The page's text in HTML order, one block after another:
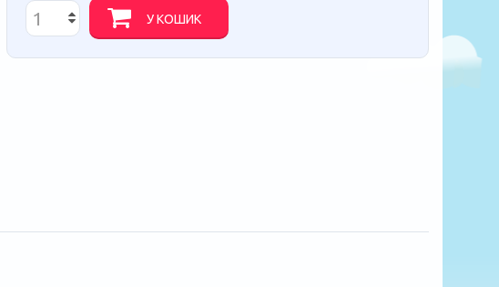
У КОШИК